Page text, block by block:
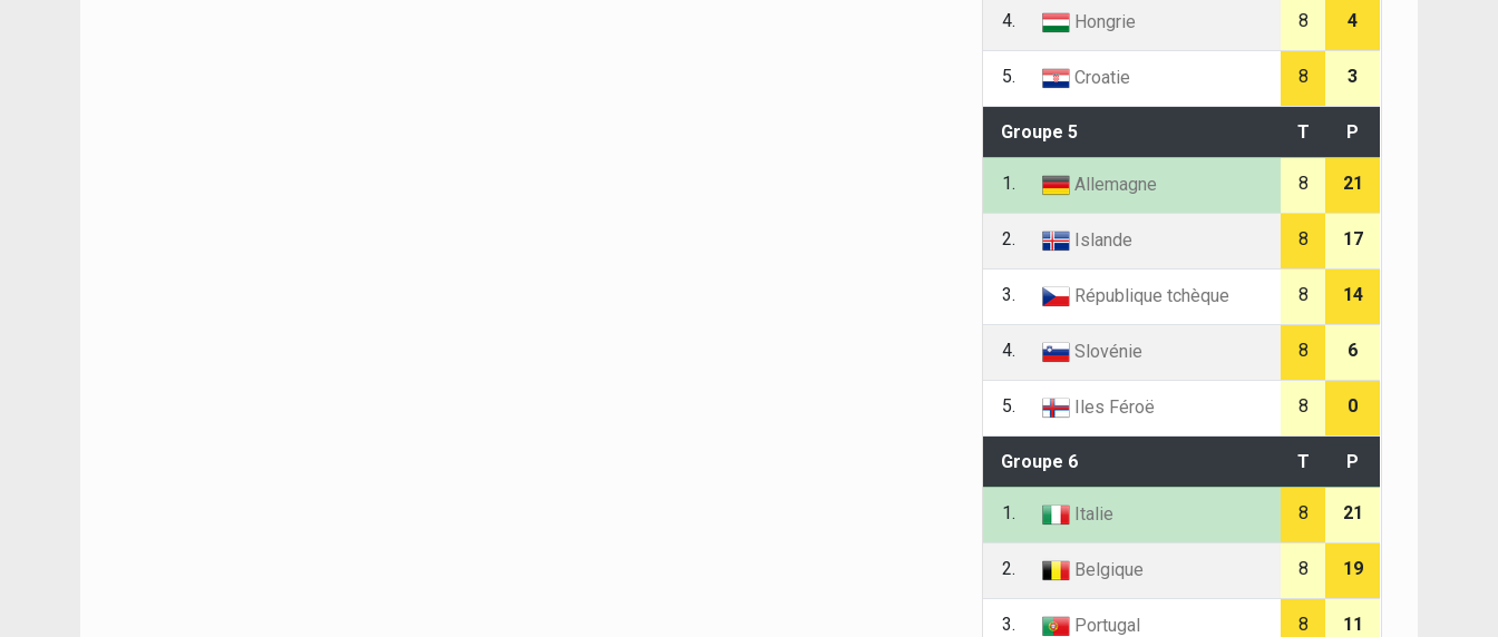
4. Hongrie 8 4
5. Croatie 8 3
Groupe 5 T P
1. Allemagne 8 21
2. Islande 8 17
3. République tchèque 8 14
4. Slovénie 8 6
5. Iles Féroë 8 0
Groupe 6 T P
1. Italie 8 21
2. Belgique 8 19
3. Portugal 8 11